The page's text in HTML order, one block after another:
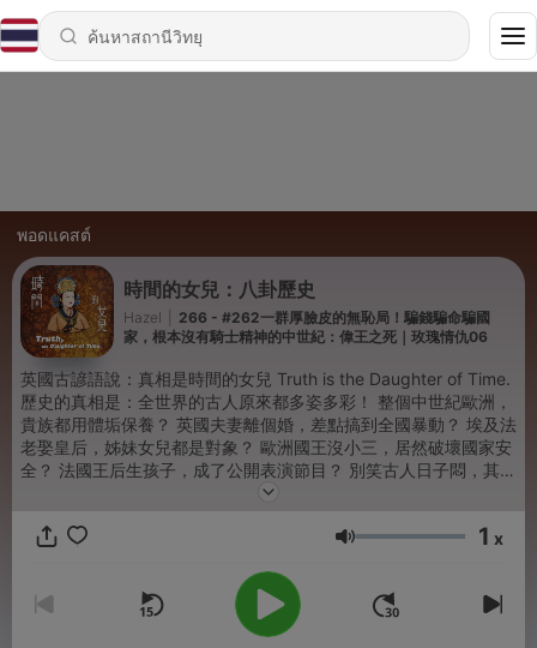
พอดแคสต์
時間的女兒：八卦歷史
Hazel
266 - #262一群厚臉皮的無恥局！騙錢騙命騙國
家，根本沒有騎士精神的中世紀：偉王之死｜玫瑰情仇06
英國古諺語說：真相是時間的女兒 Truth is the Daughter of Time.
歷史的真相是：全世界的古人原來都多姿多彩！ 整個中世紀歐洲，
貴族都用體垢保養？ 英國夫妻離個婚，差點搞到全國暴動？ 埃及法
老娶皇后，姊妹女兒都是對象？ 歐洲國王沒小三，居然破壞國家安
全？ 法國王后生孩子，成了公開表演節目？ 別笑古人日子悶，其實
人家超會玩～ 原來歷史不無聊，原來歷史超級嗨！ 歡迎來和Hazel
助）：https://linkgoods.com/historydot 商業合作請聯繫：
SoundOn
ระดับเสียง 1 x